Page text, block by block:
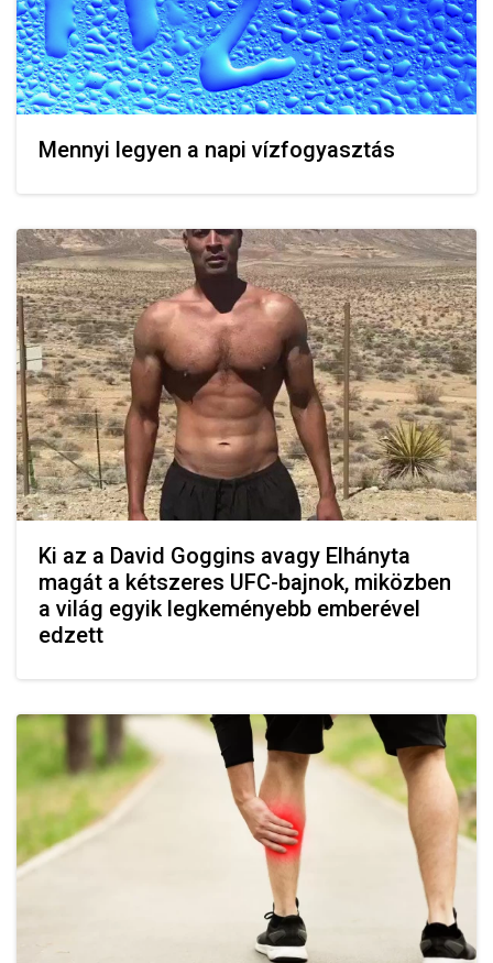
Mennyi legyen a napi vízfogyasztás
Ki az a David Goggins avagy Elhányta
magát a kétszeres UFC-bajnok, miközben
a világ egyik legkeményebb emberével
edzett